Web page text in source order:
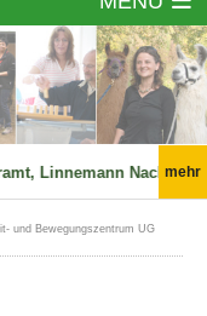
Linnemann Nachfolger
mehr
und Bewegungszentrum UG